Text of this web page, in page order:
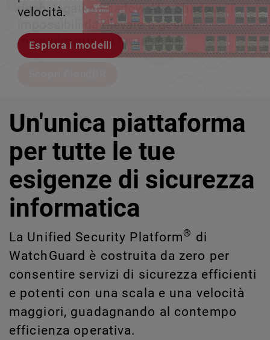
velocità.
Esplora i modelli
rischi legati a Shadow AI e Shadow IT
impossibili da rilevare o gestire
manualmente su larga scala.
tuo team può crescere senza perdere il
Scopri Rai
scalabile.
Scopri WatchGuard EDR
Un'unica piattaforma
per tutte le tue
esigenze di sicurezza
informatica
La Unified Security Platform® di
WatchGuard è costruita da zero per
consentire servizi di sicurezza efficienti
e potenti con una scala e una velocità
maggiori, guadagnando al contempo
efficienza operativa.